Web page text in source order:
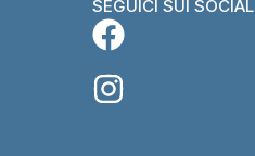
SEGUICI SUI SOCIAL